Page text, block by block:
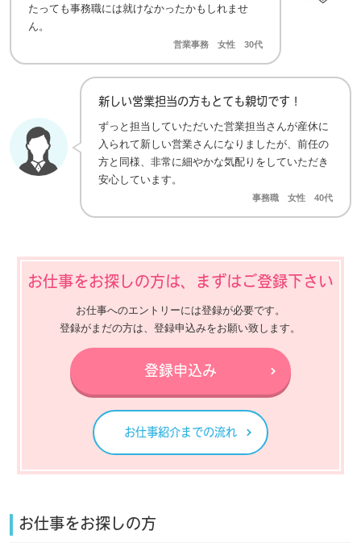
たっても事務職には就けなかったかもしれませ
ん。
営業事務 女性 30代
新しい営業担当の方もとても親切です！
ずっと担当していただいた営業担当さんが産休に
入られて新しい営業さんになりましたが、前任の
方と同様、非常に細やかな気配りをしていただき
安心しています。
事務職 女性 40代
お仕事をお探しの方は、まずはご登録下さい
お仕事へのエントリーには登録が必要です。
登録がまだの方は、登録申込みをお願い致します。
登録申込み
お仕事紹介までの流れ
お仕事をお探しの方